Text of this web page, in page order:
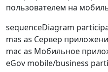
пользователем на
sequenceDiagram
mas as Сервер
mac as Мобильное
eGov mobile/business